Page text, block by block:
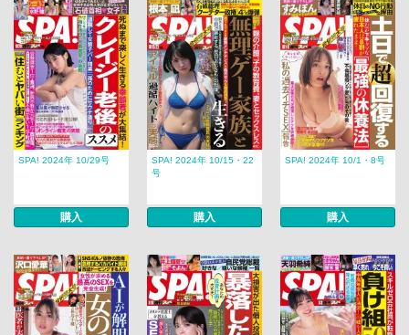
SPA! 2024年 10/29号
購入
SPA! 2024年 10/15・22
号
購入
SPA! 2024年 10/1・8号
購入